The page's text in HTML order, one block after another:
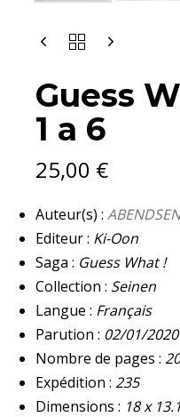
Guess
1 a 6
25,00 €
Auteur(s) : ABENDSEN
Editeur : Ki-Oon
Saga : Guess What !
Collection : Seinen
Langue : Français
Parution : 02/01/2020
Nombre de pages :
Expédition : 235
Dimensions : 18 x
GUESS
TOME
QUANTITY